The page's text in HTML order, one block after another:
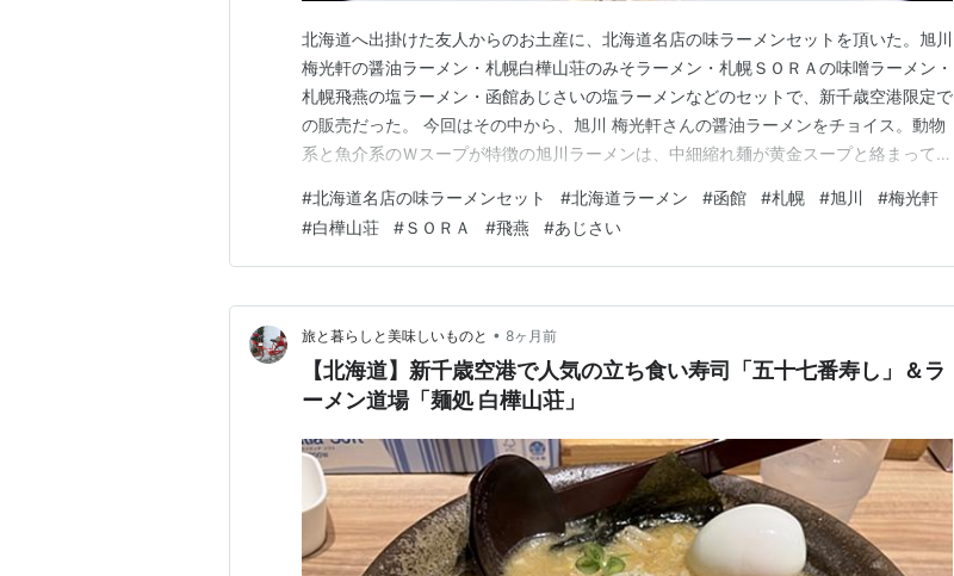
北海道へ出掛けた友人からのお土産に、北海道名店の味ラーメンセットを頂いた。旭川
梅光軒の醤油ラーメン・札幌白樺山荘のみそラーメン・札幌ＳＯＲＡの味噌ラーメン・
札幌飛燕の塩ラーメン・函館あじさいの塩ラーメンなどのセットで、新千歳空港限定で
の販売だった。 今回はその中から、旭川 梅光軒さんの醤油ラーメンをチョイス。動物
系と魚介系のＷスープが特徴の旭川ラーメンは、中細縮れ麺が黄金スープと絡まってリ
マを買ってくれば、これが醤油ラーメンの王道かも。 この醤油ラーメンは、濃厚なう
えにスッキリと澄んだ透明の琥珀色のスープとなっていて…
#北海道名店の味ラーメンセット #北海道ラーメン #函館 #札幌 #旭川 #梅光軒
#白樺山荘 #ＳＯＲＡ #飛燕 #あじさい
旅と暮らしと美味しいものと • 8ヶ月前
【北海道】新千歳空港で人気の立ち食い寿司「五十七番寿し」＆ラ
ーメン道場「麺処 白樺山荘」